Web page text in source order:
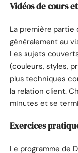
Vidéos de cours
La première partie
généralement au
Les sujets
(couleurs, styles,
plus techniques
la relation client.
minutes et se
Exercices
Le programme de